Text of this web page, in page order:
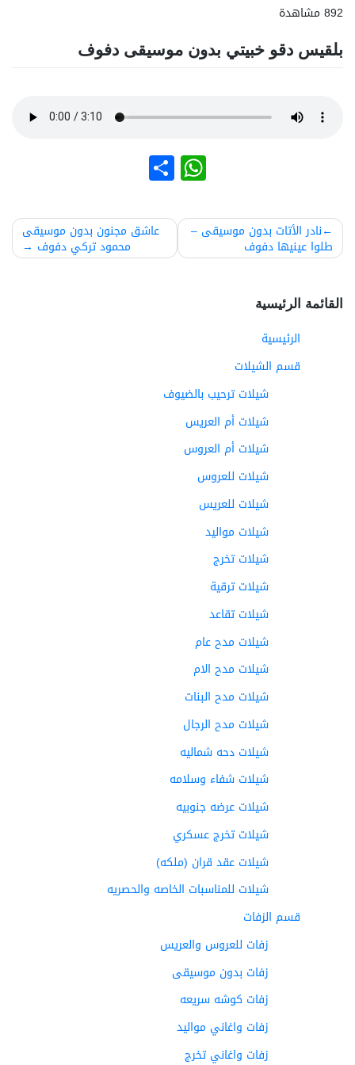
892 مشاهدة
بلقيس دقو خبيتي بدون موسيقى دفوف
WhatsApp
نشر
تصفّح
المقالات
نادر الأتات بدون موسيقى –
طلوا عينيها دفوف
عاشق مجنون بدون موسيقى
محمود تركي دفوف
القائمة الرئيسية
الرئيسية
قسم الشيلات
شيلات ترحيب بالضيوف
شيلات أم العريس
شيلات أم العروس
شيلات للعروس
شيلات للعريس
شيلات مواليد
شيلات تخرج
شيلات ترقية
شيلات تقاعد
شيلات مدح عام
شيلات مدح الام
شيلات مدح البنات
شيلات مدح الرجال
شيلات دحه شماليه
شيلات شفاء وسلامه
شيلات عرضه جنوبيه
شيلات تخرج عسكري
شيلات عقد قران (ملكه)
شيلات للمناسبات الخاصه والحصريه
قسم الزفات
زفات للعروس والعريس
زفات بدون موسيقى
زفات كوشه سريعه
زفات واغاني مواليد
زفات واغاني تخرج